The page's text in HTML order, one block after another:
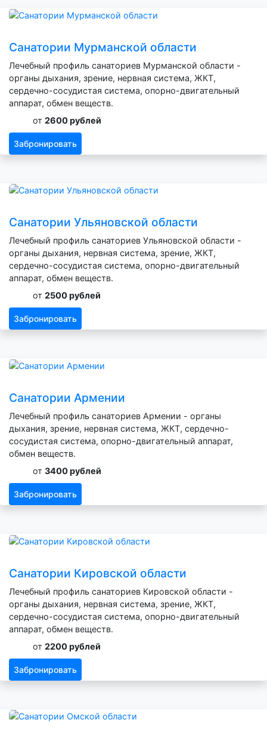
Санатории Мурманской области
Лечебный профиль санаториев Мурманской области -
органы дыхания, зрение, нервная система, ЖКТ,
сердечно-сосудистая система, опорно-двигательный
аппарат, обмен веществ.
от 2600 рублей
Забронировать
Санатории Ульяновской области
Лечебный профиль санаториев Ульяновской области -
органы дыхания, нервная система, зрение, ЖКТ,
сердечно-сосудистая система, опорно-двигательный
аппарат, обмен веществ.
от 2500 рублей
Забронировать
Санатории Армении
Лечебный профиль санаториев Армении - органы
дыхания, зрение, нервная система, ЖКТ, сердечно-
сосудистая система, опорно-двигательный аппарат,
обмен веществ.
от 3400 рублей
Забронировать
Санатории Кировской области
Лечебный профиль санаториев Кировской области -
органы дыхания, нервная система, зрение, ЖКТ,
сердечно-сосудистая система, опорно-двигательный
аппарат, обмен веществ.
от 2200 рублей
Забронировать